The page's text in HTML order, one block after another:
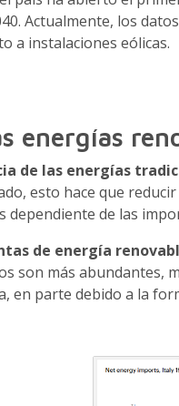
Actualmente, los
a instalaciones eólicas.
energías
de las energías
esto hace que
dependiente de las
de energía
son más abundantes,
en parte debido a la